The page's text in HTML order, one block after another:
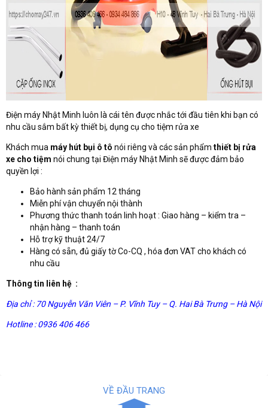
Điện máy Nhật Minh luôn là cái tên được nhắc tới đầu tiên khi bạn có
nhu cầu sắm bất kỳ thiết bị, dụng cụ cho tiệm rửa xe
Khách mua máy hút bụi ô tô nói riêng và các sản phẩm thiết bị rửa
xe cho tiệm nói chung tại Điện máy Nhật Minh sẽ được đảm bảo
quyền lợi :
Bảo hành sản phẩm 12 tháng
Miễn phí vận chuyển nội thành
Phương thức thanh toán linh hoạt : Giao hàng – kiểm tra –
nhận hàng – thanh toán
Hỗ trợ kỹ thuật 24/7
Hàng có sẵn, đủ giấy tờ Co-CQ , hóa đơn VAT cho khách có
nhu cầu
Thông tin liên hệ :
Địa chỉ : 70 Nguyễn Văn Viên – P. Vĩnh Tuy – Q. Hai Bà Trưng – Hà Nội
Hotline : 0936 406 466
VỀ ĐẦU TRANG